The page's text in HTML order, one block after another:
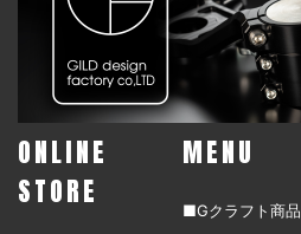
ONLINE
STORE
MENU
■Gクラフト商品